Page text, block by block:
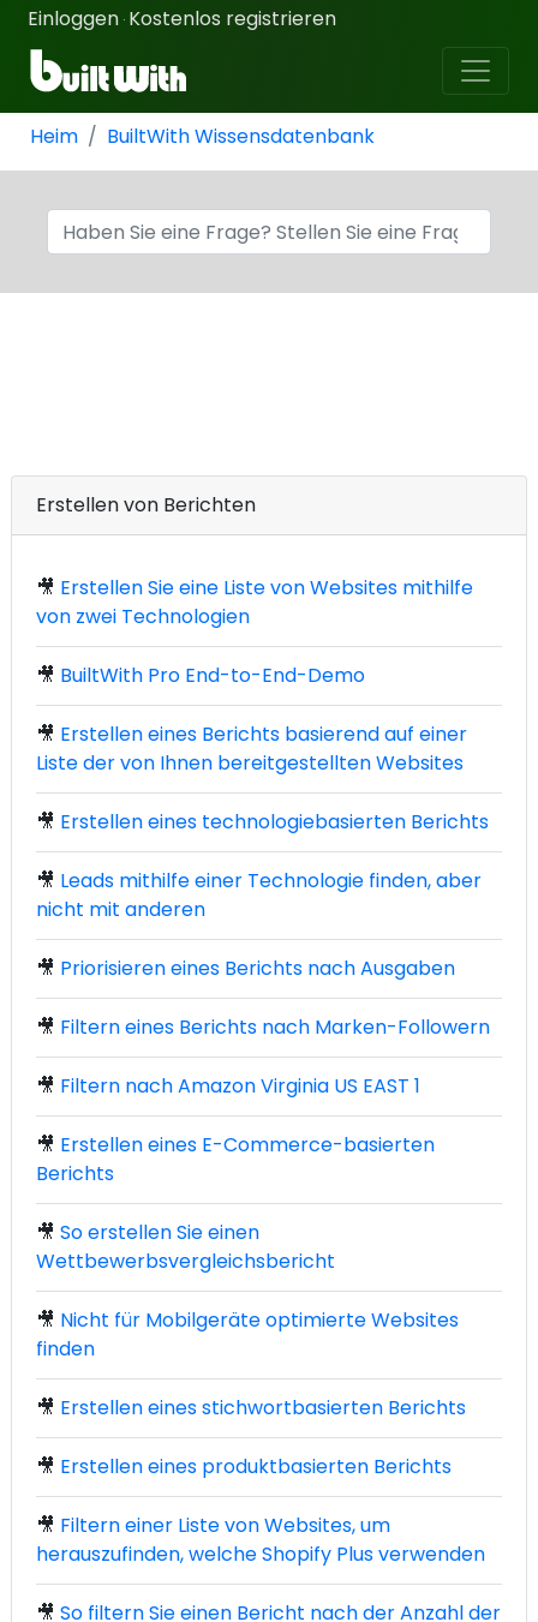
Einloggen · Kostenlos registrieren
Heim BuiltWith Wissensdatenbank
Erstellen von Berichten
🎥 Erstellen Sie eine Liste von Websites mithilfe
von zwei Technologien
🎥 BuiltWith Pro End-to-End-Demo
🎥 Erstellen eines Berichts basierend auf einer
Liste der von Ihnen bereitgestellten Websites
🎥 Erstellen eines technologiebasierten Berichts
🎥 Leads mithilfe einer Technologie finden, aber
nicht mit anderen
🎥 Priorisieren eines Berichts nach Ausgaben
🎥 Filtern eines Berichts nach Marken-Followern
🎥 Filtern nach Amazon Virginia US EAST 1
🎥 Erstellen eines E-Commerce-basierten
Berichts
🎥 So erstellen Sie einen
Wettbewerbsvergleichsbericht
🎥 Nicht für Mobilgeräte optimierte Websites
finden
🎥 Erstellen eines stichwortbasierten Berichts
🎥 Erstellen eines produktbasierten Berichts
🎥 Filtern einer Liste von Websites, um
herauszufinden, welche Shopify Plus verwenden
🎥 So filtern Sie einen Bericht nach der Anzahl der